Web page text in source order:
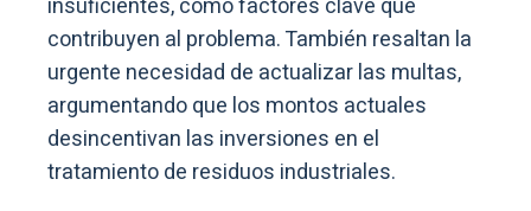
insuficientes, como factores clave que
contribuyen al problema. También resaltan la
urgente necesidad de actualizar las multas,
argumentando que los montos actuales
desincentivan las inversiones en el
tratamiento de residuos industriales.